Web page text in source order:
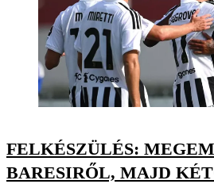
FELKÉSZÜLÉS:
BARESIRŐL, MAJD